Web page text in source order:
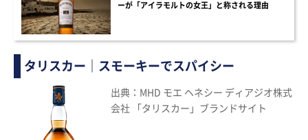
ーが「アイラモルトの女王」と称される理由
タリスカー｜スモーキーでスパイシー
出典：MHD モエ ヘネシー ディアジオ株式
会社 「タリスカー」ブランドサイト